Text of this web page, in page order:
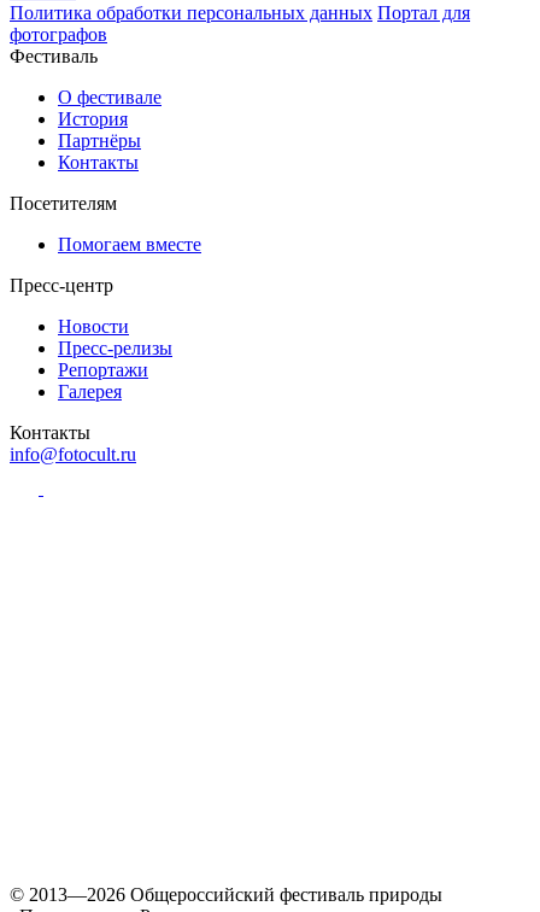
Политика обработки персональных данных Портал для
фотографов
Фестиваль
О фестивале
История
Партнёры
Контакты
Посетителям
Помогаем вместе
Пресс-центр
Новости
Пресс-релизы
Репортажи
Галерея
Контакты
info@fotocult.ru
© 2013—2026 Общероссийский фестиваль природы